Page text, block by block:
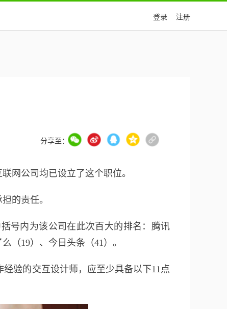
登录 注册
分享至：
网公司均已设立了这个职位。
的责任。
号内为该公司在此次百大的排名：腾讯
（19）、今日头条（41）。
验的交互设计师，应至少具备以下11点